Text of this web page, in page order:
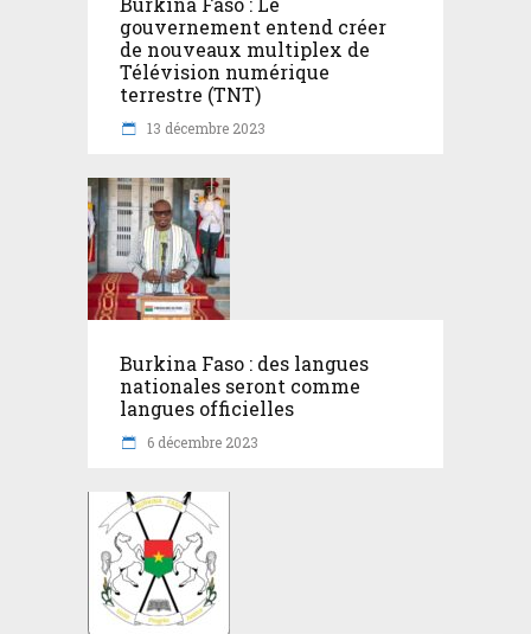
gouvernement entend créer
de nouveaux multiplex de
Télévision numérique
terrestre (TNT)
13 décembre 2023
Burkina Faso : des langues
nationales seront comme
langues officielles
6 décembre 2023